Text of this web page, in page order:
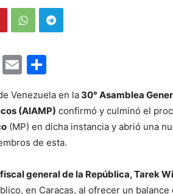
WhatsApp
Email
Venezuela en la 30° Asamblea
(AIAMP) confirmó y culminó el
(MP) en dicha instancia y abrió una
de esta.
fiscal general de la República, Tarek
en Caracas, al ofrecer un